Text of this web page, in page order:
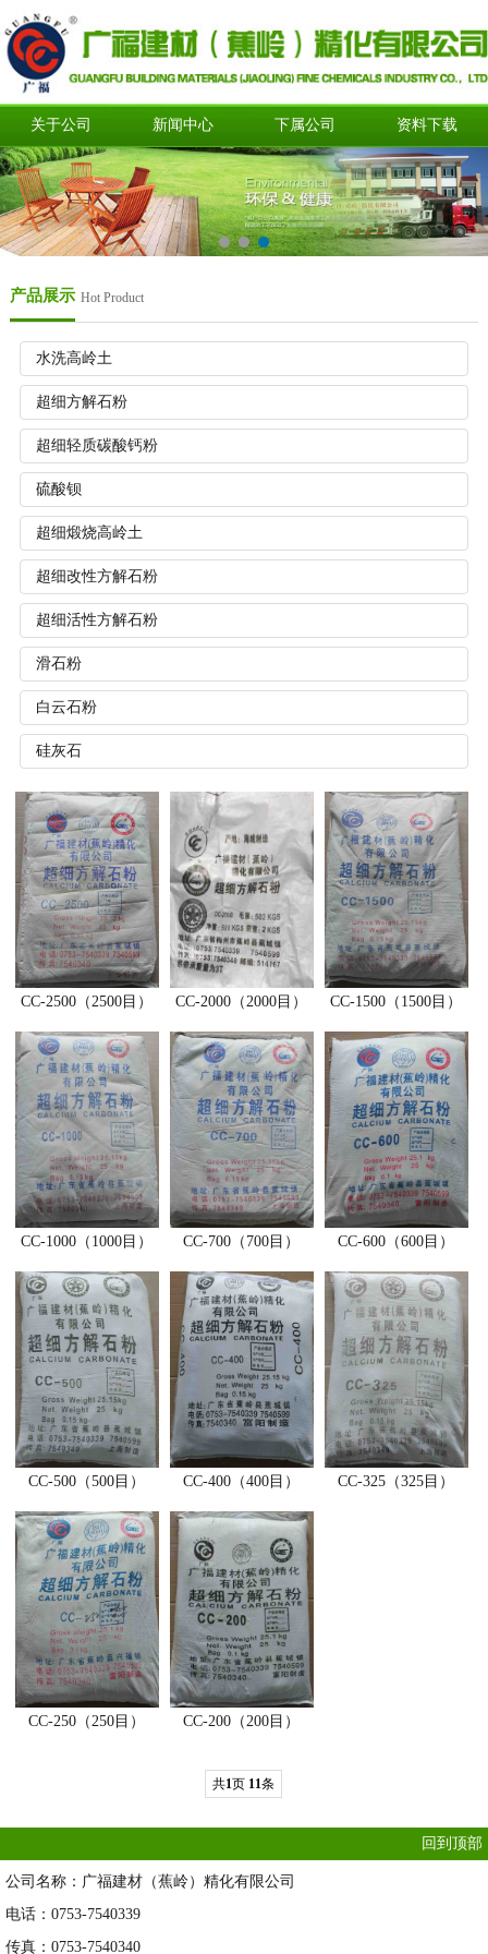
关于公司 新闻中心 下属公司 资料下载
产品展示 Hot Product
水洗高岭土
超细方解石粉
超细轻质碳酸钙粉
硫酸钡
超细煅烧高岭土
超细改性方解石粉
超细活性方解石粉
滑石粉
白云石粉
硅灰石
CC-2500（2500目） CC-2000（2000目） CC-1500（1500目）
CC-1000（1000目） CC-700（700目） CC-600（600目）
CC-500（500目） CC-400（400目） CC-325（325目）
CC-250（250目） CC-200（200目）
共1页 11条
回到顶部
公司名称：广福建材（蕉岭）精化有限公司
电话：0753-7540339
传真：0753-7540340